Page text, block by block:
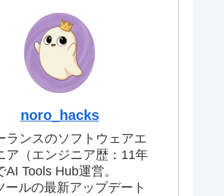
noro_hacks
ランスのソフトウェアエ
ア（エンジニア歴：11年
AI Tools Hub運営。
ールの最新アップデート